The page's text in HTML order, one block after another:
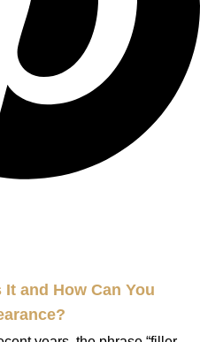
and How Can You